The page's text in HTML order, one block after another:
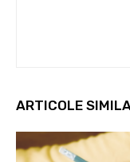
ARTICOLE